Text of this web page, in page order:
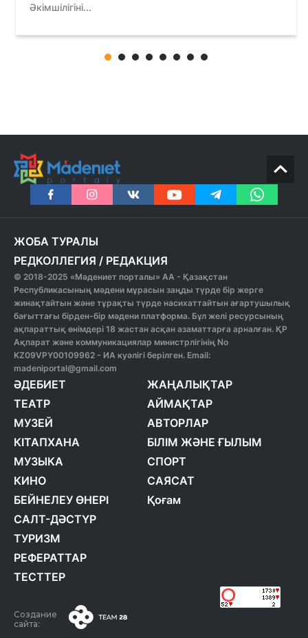
Әкімшілігіні...
ЖОБА ТУРАЛЫ
РЕДКОЛЛЕГИЯ / РЕДАКЦИЯ
© 2018-2025 «Мәдениет порталы» АА - Қазақстан
Республикасының мәдени мұрасын заңды түрде бір жерге
жинақтайтын және тұрақты түрде насихаттайтын ағартушылық
бағыттағы бірден-бір мәдени платформа. Бұл желі ресурсының
ақпараттық өнімдері 18 жастан асқан азаматтарға арналған. ҚР
Ақпарат және коммуникациялар министрлігінің No
KZ09VPY00109962 - ИА куәлігі берілген. Email:
madeniportal@gmail.com
ӘДЕБИЕТ
ТЕАТР
МУЗЕЙ
КІТАПХАНА
МУЗЫКА
КИНО
БЕЙНЕЛЕУ ӨНЕРІ
САЛТ-ДӘСТҮР
ТУРИЗМ
РЕФЕРАТТАР
ТЕСТТЕР
ЖАҢАЛЫҚТАР
АЙМАҚТАР
АВТОРЛАР
БІЛІМ ЖӘНЕ ҒЫЛЫМ
СПОРТ
САЯСАТ
Қоғам
Создание
сайта: